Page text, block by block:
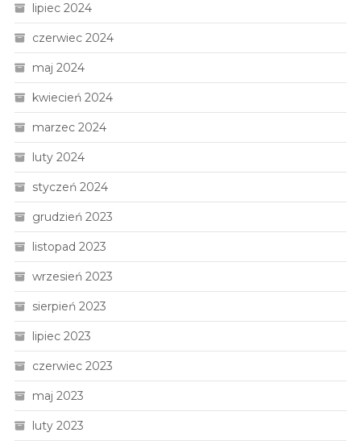
lipiec 2024
czerwiec 2024
maj 2024
kwiecień 2024
marzec 2024
luty 2024
styczeń 2024
grudzień 2023
listopad 2023
wrzesień 2023
sierpień 2023
lipiec 2023
czerwiec 2023
maj 2023
luty 2023